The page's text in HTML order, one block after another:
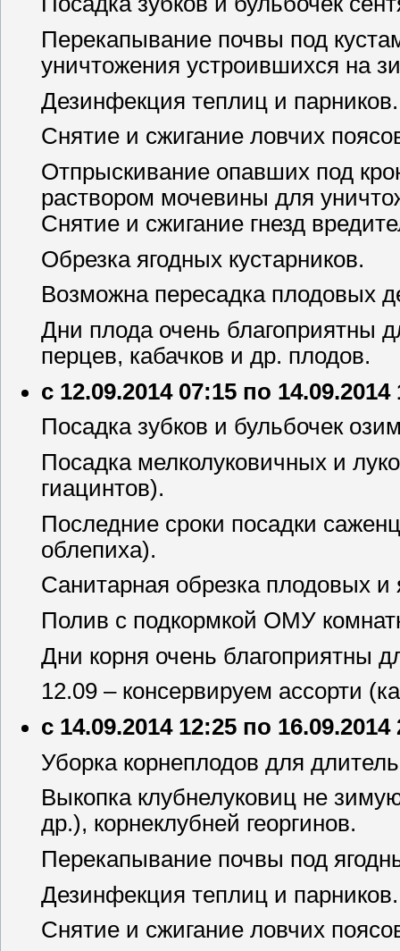
Перекапывание почвы под
уничтожения устроившихся на
Дезинфекция теплиц и парников.
Снятие и сжигание ловчих
Отпрыскивание опавших под
раствором мочевины для
Снятие и сжигание гнезд
Обрезка ягодных кустарников.
Возможна пересадка плодовых
Дни плода очень благоприятны
перцев, кабачков и др. плодов.
с 12.09.2014 07:15 по 14.09.2014
Посадка зубков и бульбочек
Посадка мелколуковичных и
гиацинтов).
Последние сроки посадки
облепиха).
Санитарная обрезка плодовых и
Полив с подкормкой ОМУ
Дни корня очень благоприятны
12.09 – консервируем ассорти
с 14.09.2014 12:25 по 16.09.2014
Уборка корнеплодов для
Выкопка клубнелуковиц не
др.), корнеклубней георгинов.
Перекапывание почвы под
Дезинфекция теплиц и парников.
Снятие и сжигание ловчих